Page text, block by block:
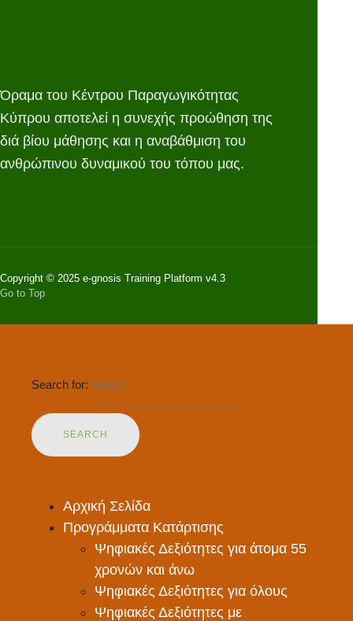
Όραμα του Κέντρου Παραγωγικότητας
Κύπρου αποτελεί η συνεχής προώθηση της
διά βίου μάθησης και η αναβάθμιση του
ανθρώπινου δυναμικού του τόπου μας.
Copyright © 2025 e-gnosis Training Platform v4.3
Go to Top
Search for:
Αρχική Σελίδα
Προγράμματα Κατάρτισης
Ψηφιακές Δεξιότητες για άτομα 55
χρονών και άνω
Ψηφιακές Δεξιότητες για όλους
Ψηφιακές Δεξιότητες με